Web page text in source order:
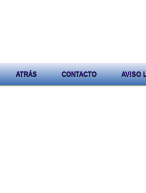
ATRÁS CONTACTO AVISO